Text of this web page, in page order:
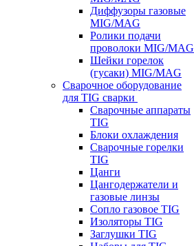
Диффузоры газовые
MIG/MAG
Ролики подачи
проволоки MIG/MAG
Шейки горелок
(гусаки) MIG/MAG
Сварочное оборудование
для TIG сварки
Сварочные аппараты
TIG
Блоки охлаждения
Сварочные горелки
TIG
Цанги
Цангодержатели и
газовые линзы
Сопло газовое TIG
Изоляторы TIG
Заглушки TIG